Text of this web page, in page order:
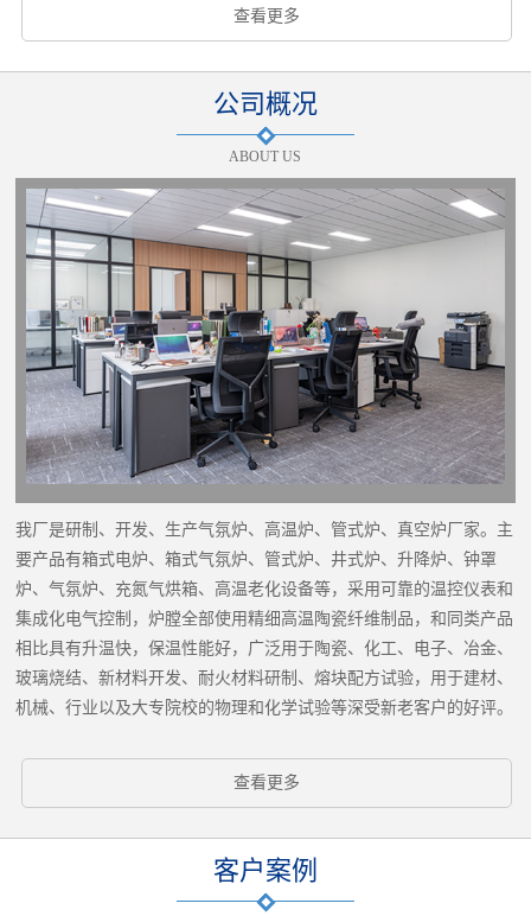
查看更多
公司概况
ABOUT US
我厂是研制、开发、生产气氛炉、高温炉、管式炉、真空炉厂家。主
要产品有箱式电炉、箱式气氛炉、管式炉、井式炉、升降炉、钟罩
炉、气氛炉、充氮气烘箱、高温老化设备等，采用可靠的温控仪表和
集成化电气控制，炉膛全部使用精细高温陶瓷纤维制品，和同类产品
相比具有升温快，保温性能好，广泛用于陶瓷、化工、电子、冶金、
玻璃烧结、新材料开发、耐火材料研制、熔块配方试验，用于建材、
机械、行业以及大专院校的物理和化学试验等深受新老客户的好评。
查看更多
客户案例